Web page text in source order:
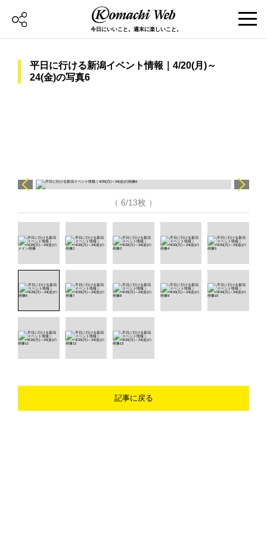
今日にいいこと。週末に楽しいこと。
平日に行ける新潟イベント情報｜4/20(月)～
24(金)の写真6
（ 6/13枚 ）
記事に戻る